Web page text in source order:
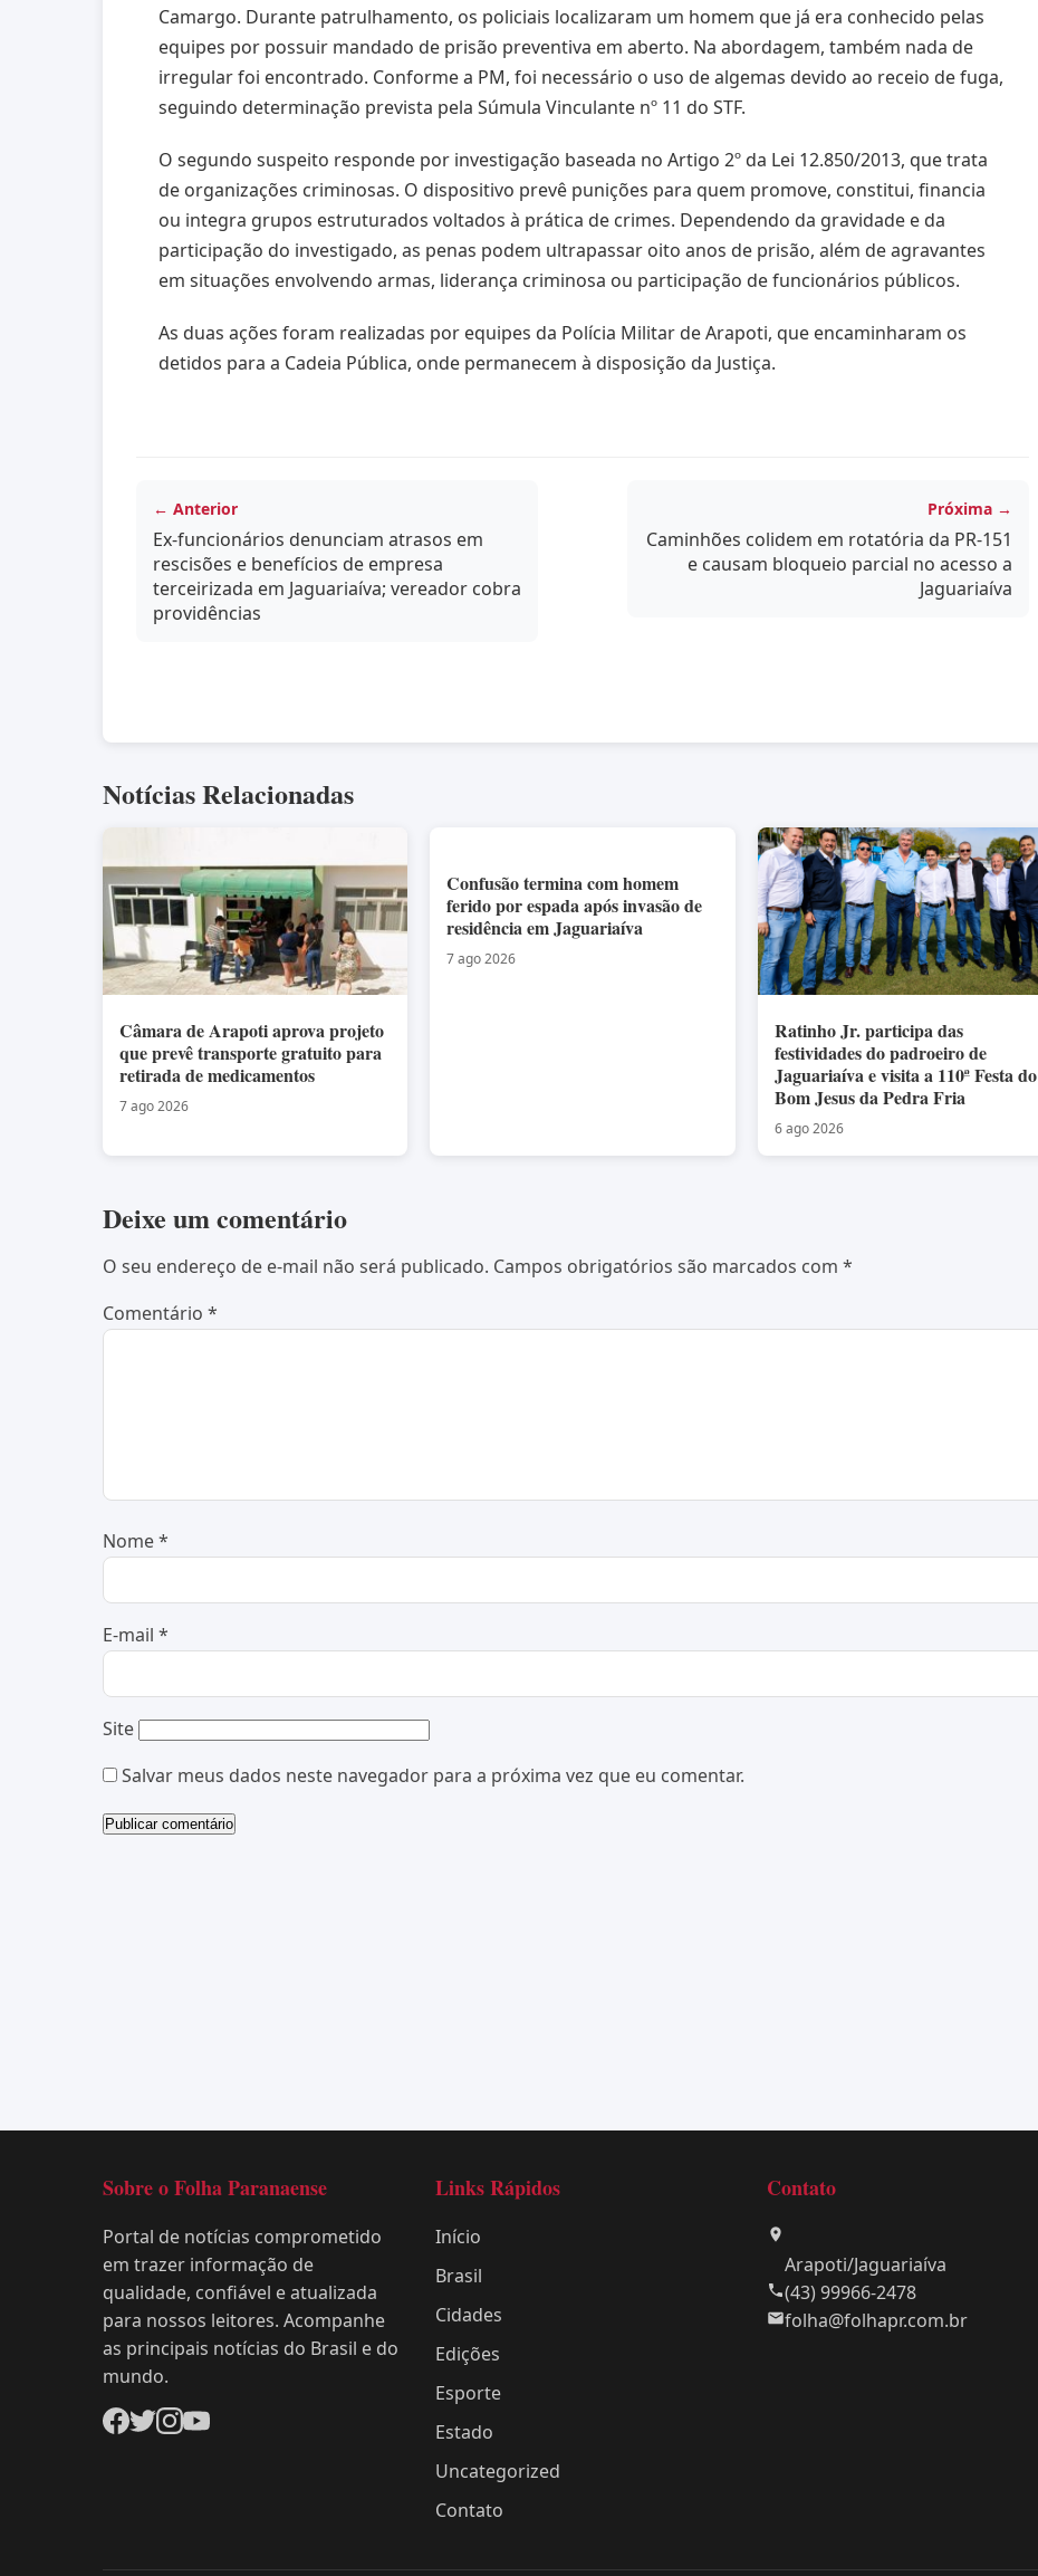
Camargo. Durante patrulhamento, os policiais localizaram um homem que já era conhecido pelas
equipes por possuir mandado de prisão preventiva em aberto. Na abordagem, também nada de
irregular foi encontrado. Conforme a PM, foi necessário o uso de algemas devido ao receio de fuga,
seguindo determinação prevista pela Súmula Vinculante nº 11 do STF.
O segundo suspeito responde por investigação baseada no Artigo 2º da Lei 12.850/2013, que trata
de organizações criminosas. O dispositivo prevê punições para quem promove, constitui, financia
ou integra grupos estruturados voltados à prática de crimes. Dependendo da gravidade e da
participação do investigado, as penas podem ultrapassar oito anos de prisão, além de agravantes
em situações envolvendo armas, liderança criminosa ou participação de funcionários públicos.
As duas ações foram realizadas por equipes da Polícia Militar de Arapoti, que encaminharam os
detidos para a Cadeia Pública, onde permanecem à disposição da Justiça.
← Anterior
Ex-funcionários denunciam atrasos em
rescisões e benefícios de empresa
terceirizada em Jaguariaíva; vereador cobra
providências
Próxima →
Caminhões colidem em rotatória da PR-151
e causam bloqueio parcial no acesso a
Jaguariaíva
Notícias Relacionadas
Câmara de Arapoti aprova projeto
que prevê transporte gratuito para
retirada de medicamentos
7 ago 2026
Confusão termina com homem
ferido por espada após invasão de
residência em Jaguariaíva
7 ago 2026
Ratinho Jr. participa das
festividades do padroeiro de
Jaguariaíva e visita a 110ª Festa do
Bom Jesus da Pedra Fria
6 ago 2026
Deixe um comentário
O seu endereço de e-mail não será publicado. Campos obrigatórios são marcados com *
Comentário *
Nome*
E-mail *
Site
Salvar meus dados neste navegador para a próxima vez que eu comentar.
Sobre o Folha Paranaense
Portal de notícias comprometido
em trazer informação de
qualidade, confiável e atualizada
para nossos leitores. Acompanhe
as principais notícias do Brasil e do
mundo.
Links Rápidos
Início
Brasil
Cidades
Edições
Esporte
Estado
Uncategorized
Contato
Contato
Arapoti/Jaguariaíva
(43) 99966-2478
folha@folhapr.com.br